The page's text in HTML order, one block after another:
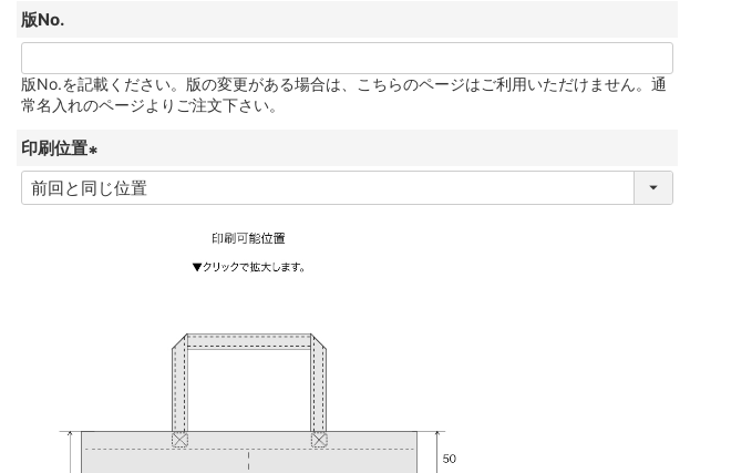
版No.
版No.を記載ください。版の変更がある場合は、こちらのページはご利用いただけません。通
常名入れのページよりご注文下さい。
印刷位置
(
必